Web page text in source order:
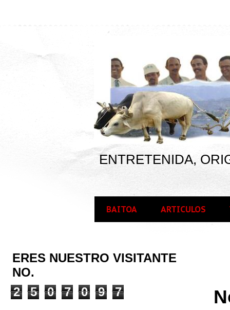
ENTRETENIDA,
BAITOA ARTICULOS
ERES NUESTRO VISITANTE
NO.
2
5 0 7 0 9
7